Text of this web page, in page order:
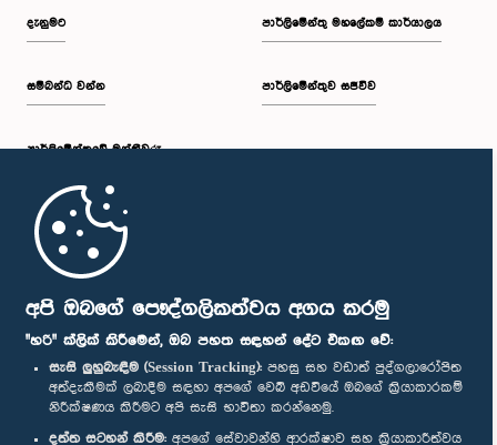
අපි ඔබගේ පෞද්ගලිකත්වය අගය කරමු
"හරි" ක්ලික් කිරීමෙන්, ඔබ පහත සඳහන් දේට එකඟ වේ:
සැසි ලුහුබැඳීම (Session Tracking): පහසු සහ වඩාත් පුද්ගලාරෝපිත
අත්දැකීමක් ලබාදීම සඳහා අපගේ වෙබ් අඩවියේ ඔබගේ ක්‍රියාකාරකම්
නිරීක්ෂණය කිරීමට අපි සැසි භාවිතා කරන්නෙමු.
දත්ත සටහන් කිරීම: අපගේ සේවාවන්හි ආරක්ෂාව සහ ක්‍රියාකාරීත්වය
දැනුමට
සම්බන්ධ වන්න
පාර්ලි‌මේන්තුවේ මන්ත්‍රීවරු
මුල් පිටුව
පාර්ලිමේන්තු මහලේකම් කාර්යාලය
පාර්ලිමේන්තුව සජීවීව
පාර්ලිමේන්තු ජංගම යෙදුම
අප හා සම්බන්ධ වී සිටින්න :